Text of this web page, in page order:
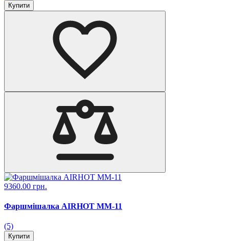
Купити
9360.00 грн.
Фаршмішалка AIRHOT MM-11
(5)
Купити